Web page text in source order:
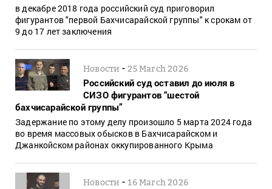
в декабре 2018 года российский суд приговорил
фигурантов "первой Бахчисарайской группы" к срокам от
9 до 17 лет заключения
Новости -25 March 2026
Российский суд оставил до июля в
СИЗО фигурантов “шестой
бахчисарайской группы”
Задержание по этому делу произошло 5 марта 2024 года
во время массовых обысков в Бахчисарайском и
Джанкойском районах оккупированного Крыма
Новости -16 March 2026